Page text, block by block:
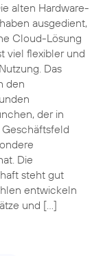
alten Hardware-
ausgedient,
Cloud-Lösung
viel flexibler und
Das
den
der in
Die
steht gut
entwickeln
und […]